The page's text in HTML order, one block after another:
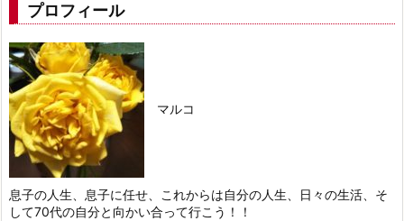
プロフィール
マルコ
息子の人生、息子に任せ、これからは自分の人生、日々の生活、そ
して70代の自分と向かい合って行こう！！